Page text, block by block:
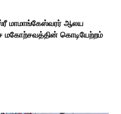
மாமாங்கேஸ்வரர் ஆலய
மகோற்சவத்தின் கொடியேற்றம்